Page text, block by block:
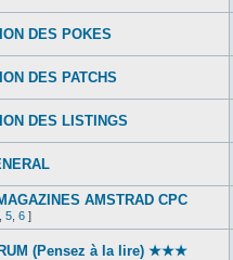
DES POKES
DES PATCHS
DES LISTINGS
AMSTRAD CPC
5 6 ]
(Pensez à la lire) ★★★